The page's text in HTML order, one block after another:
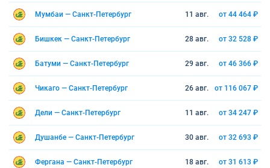
Мумбаи — Санкт-Петербург 11 авг. от 44 464 ₽
Бишкек — Санкт-Петербург 28 авг. от 32 528 ₽
Батуми — Санкт-Петербург 29 авг. от 46 366 ₽
Чикаго — Санкт-Петербург 26 авг. от 116 067 ₽
Дели — Санкт-Петербург 11 авг. от 34 247 ₽
Душанбе — Санкт-Петербург 30 авг. от 32 693 ₽
Фергана — Санкт-Петербург 18 авг. от 31 613 ₽